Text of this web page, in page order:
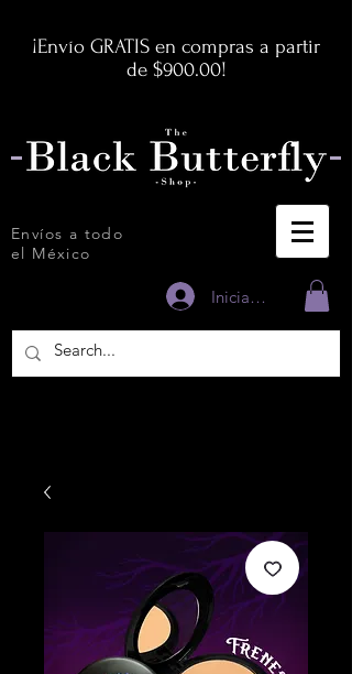
¡Envío GRATIS en compras a partir
de $900.00!
Envíos a todo
el México
Iniciar sesión